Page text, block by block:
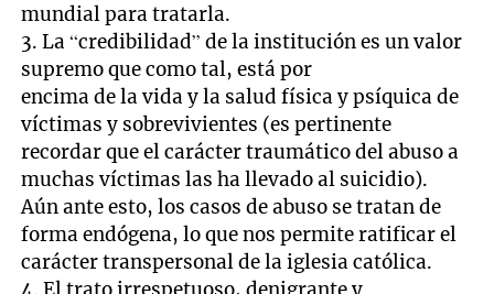
mundial para tratarla.
3. La “credibilidad” de la institución es un valor
supremo que como tal, está por
encima de la vida y la salud física y psíquica de
víctimas y sobrevivientes (es pertinente
recordar que el carácter traumático del abuso a
muchas víctimas las ha llevado al suicidio).
Aún ante esto, los casos de abuso se tratan de
forma endógena, lo que nos permite ratificar el
carácter transpersonal de la iglesia católica.